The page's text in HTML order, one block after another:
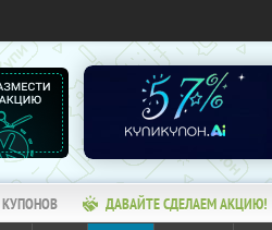
КУПОНОВ ДАВАЙТЕ СДЕЛАЕМ АКЦИЮ!